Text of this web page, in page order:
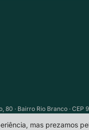
· Bairro Rio Branco ·
mas prezamos